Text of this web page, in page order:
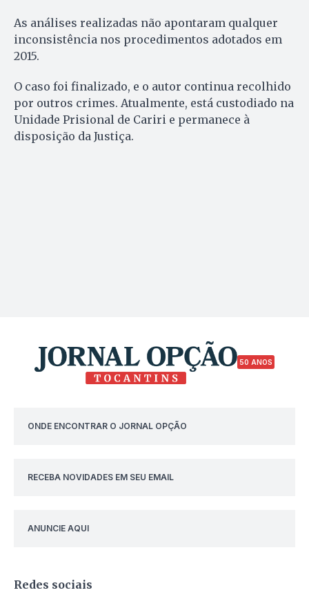
As análises realizadas não apontaram qualquer
inconsistência nos procedimentos adotados em
2015.
O caso foi finalizado, e o autor continua recolhido
por outros crimes. Atualmente, está custodiado na
Unidade Prisional de Cariri e permanece à
disposição da Justiça.
50 ANOS
ONDE ENCONTRAR O JORNAL OPÇÃO
RECEBA NOVIDADES EM SEU EMAIL
ANUNCIE AQUI
Redes sociais